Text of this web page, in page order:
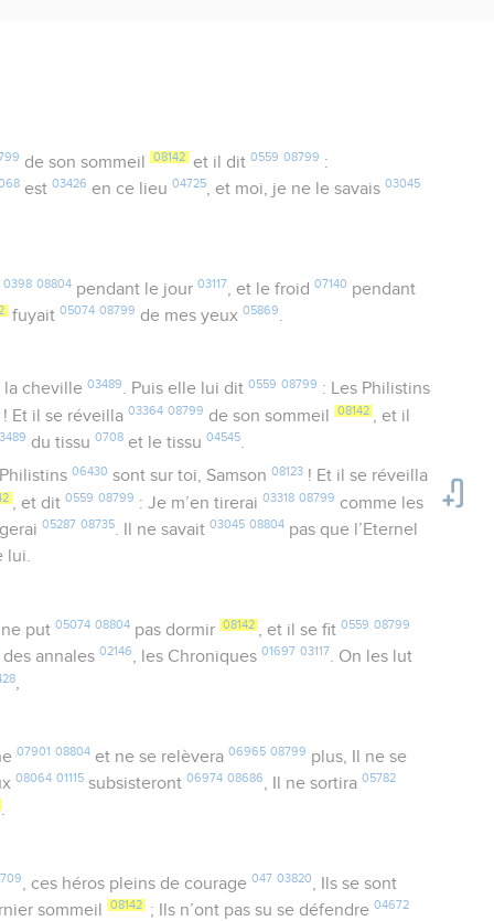
de son sommeil 08142 et il dit 0559 08799 :
est03426 en ce lieu04725, et moi, je ne le savais03045
0398 08804pendant le jour 03117 , et le froid 07140 pendant
fuyait05074 08799 de mes yeux05869.
la cheville 03489. Puis elle lui dit 0559 08799 : Les Philistins
! Et il se réveilla03364 08799 de son sommeil 08142
, et il
du tissu0708 et le tissu04545.
06430 sont sur toi, Samson 08123! Et il se réveilla
, et dit0559 08799 : Je m’en tirerai03318 08799 comme les
05287 08735. Il ne savait03045 08804 pas que l’Eternel
lui.
put 05074 08804pas dormir 08142 , et il se fit 0559 08799
des annales02146, les Chroniques01697 03117. On les lut
,
07901 08804et ne se relèvera 06965 08799 plus, Il ne se
08064 01115 subsisteront06974 08686, Il ne sortira05782
.
, ces héros pleins de courage 047 03820
, Ils se sont
sommeil 08142 ; Ils n’ont pas su se défendre04672